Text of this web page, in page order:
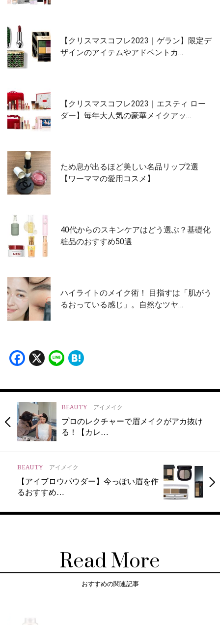
【クリスマスコフレ2023｜ゲラン】限定デ
ザインのアイテムやアドベントカ…
【クリスマスコフレ2023｜エスティ ロー
ダー】毎年大人気の豪華メイクアッ…
ため息が出るほど美しい名品リップ2選
【ワーママの愛用コスメ】
40代からのスキンケアはどう選ぶ？基礎化
粧品のおすすめ50選
ハイライトのメイク術！ 目指すは「肌がう
るおっている感じ」。自然なツヤ…
Facebook
X Line
BEAUTY アイメイク
プロのレクチャーで眉メイクがアカ抜け
る！【カレ…
BEAUTY アイメイク
【アイブロウパウダー】今っぽい眉を作
るおすすめ…
Read More
おすすめの関連記事